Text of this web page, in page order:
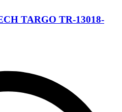
TARGO TR-13018-